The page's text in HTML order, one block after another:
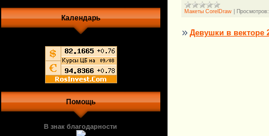
Календарь
Помощь
В знак благодарности
Макеты CorelDraw Просмотров:
Девушки в векторе